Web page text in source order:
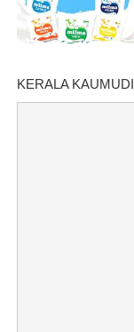
KERALA KAUMUDI